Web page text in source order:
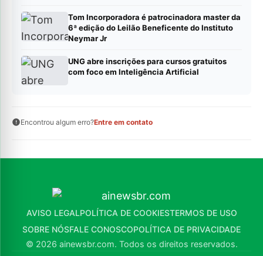
Tom Incorporadora é patrocinadora master da
6ª edição do Leilão Beneficente do Instituto
Neymar Jr
UNG abre inscrições para cursos gratuitos
com foco em Inteligência Artificial
Encontrou algum erro?Entre em contato
AVISO LEGALPOLÍTICA DE COOKIESTERMOS DE USO
SOBRE NÓSFALE CONOSCOPOLÍTICA DE PRIVACIDADE
© 2026 ainewsbr.com. Todos os direitos reservados.